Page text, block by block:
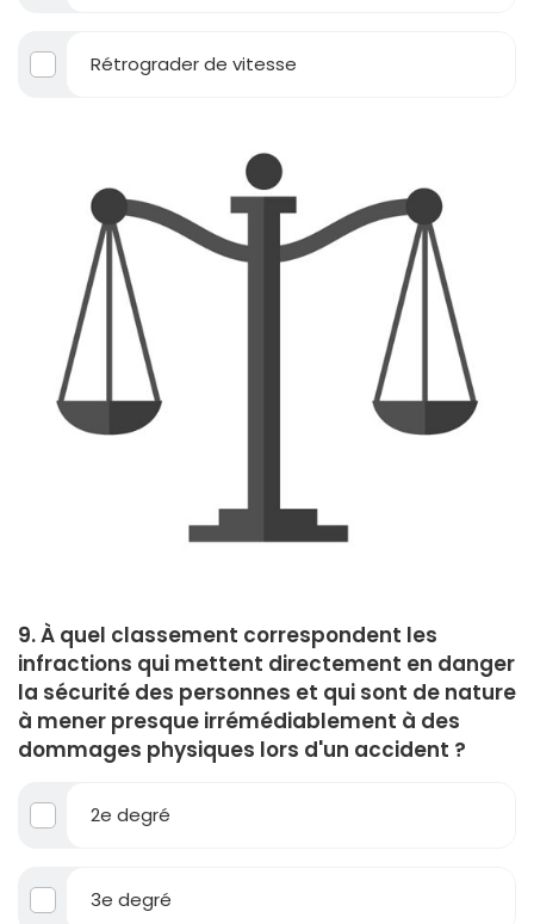
Rétrograder de vitesse
9. À quel classement correspondent les
infractions qui mettent directement en danger
la sécurité des personnes et qui sont de nature
à mener presque irrémédiablement à des
dommages physiques lors d'un accident ?
2e degré
3e degré